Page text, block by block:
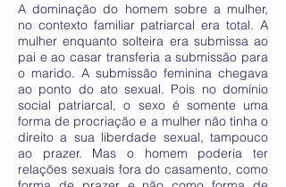
A dominação do homem sobre a mulher,
no contexto familiar patriarcal era total. A
mulher enquanto solteira era submissa ao
pai e ao casar transferia a submissão para
o marido. A submissão feminina chegava
ao ponto do ato sexual. Pois no domínio
social patriarcal, o sexo é somente uma
forma de procriação e a mulher não tinha o
direito a sua liberdade sexual, tampouco
ao prazer. Mas o homem poderia ter
relações sexuais fora do casamento, como